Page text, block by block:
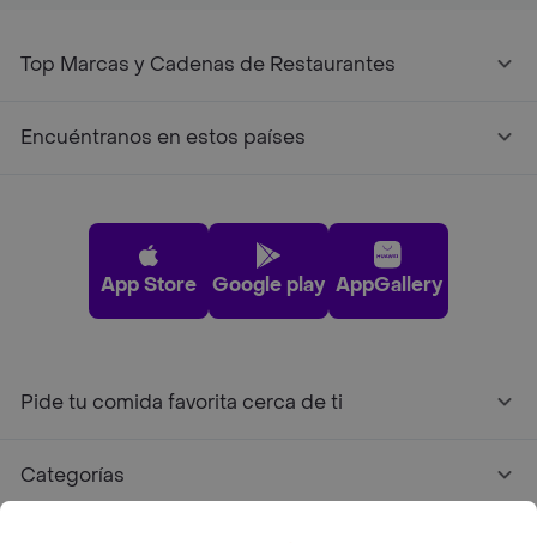
Top Marcas y Cadenas de Restaurantes
Encuéntranos en estos países
App Store Google play AppGallery
Pide tu comida favorita cerca de ti
Categorías